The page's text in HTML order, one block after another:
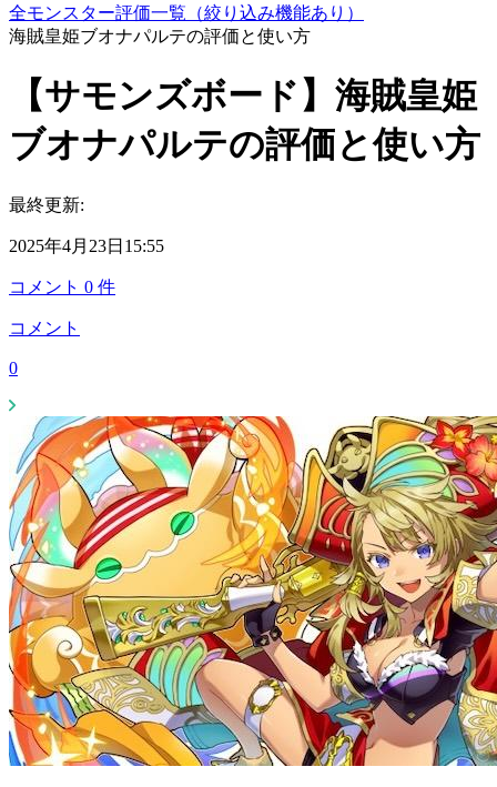
全モンスター評価一覧（絞り込み機能あり）
海賊皇姫ブオナパルテの評価と使い方
【サモンズボード】海賊皇姫
ブオナパルテの評価と使い方
最終更新:
2025年4月23日15:55
コメント 0 件
コメント
0